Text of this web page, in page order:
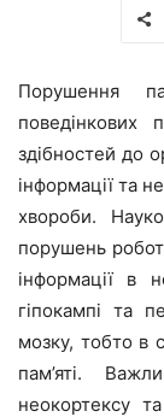
Порушення
поведінкових
здібностей до
інформації та
хвороби.
порушень
інформації в
гіпокампі та
мозку, тобто в
пам’яті.
неокортексу